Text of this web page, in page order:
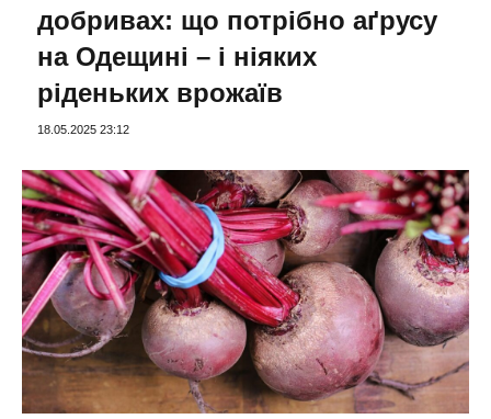
добривах: що потрібно аґрусу
на Одещині – і ніяких
ріденьких врожаїв
18.05.2025 23:12